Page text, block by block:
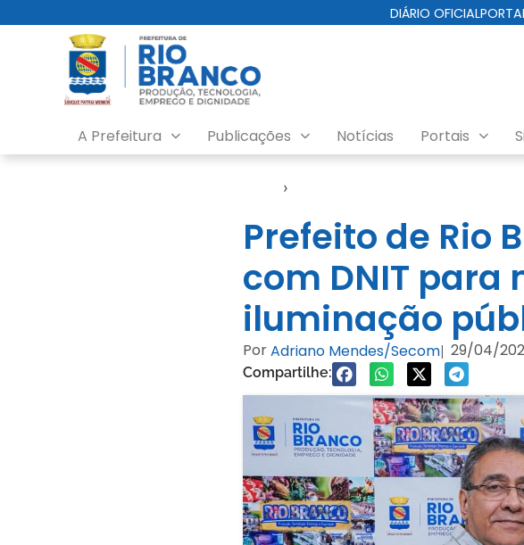
DIÁRIO OFICIAL
A Prefeitura Publicações Notícias Portais
›
Prefeito de Rio
com DNIT para
iluminação
PorAdriano Mendes/Secom| 29/04/
Compartilhe: